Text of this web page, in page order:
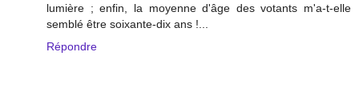
lumière ; enfin, la moyenne d'âge des votants m'a-t-elle
semblé être soixante-dix ans !...
Répondre